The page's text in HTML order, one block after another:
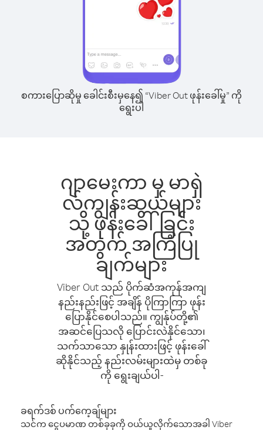
စကားပြောဆိုမှု ခေါင်းစီးမှနေ၍ “Viber Out ဖုန်းခေါ်မှု” ကို
ရွေးပါ
ဂျာမေးကာ မှ မာရှဲ
လ်ကျွန်းဆွယ်များ
သို့ ဖုန်းခေါ်ခြင်း
အတွက် အကြံပြု
ချက်များ
Viber Out သည် ပိုက်ဆံအကုန်အကျ
နည်းနည်းဖြင့် အချိန် ပိုကြာကြာ ဖုန်း
ပြောနိုင်စေပါသည်။ ကျွန်ုပ်တို့၏
အဆင်ပြေသလို ပြောင်းလဲနိုင်သော၊
သက်သာသော နှုန်းထားဖြင့် ဖုန်းခေါ်
ဆိုနိုင်သည့် နည်းလမ်းများထဲမှ တစ်ခု
ကို ရွေးချယ်ပါ-
ခရက်ဒစ် ပက်ကေ့ချ်များ
သင်က ငွေပမာဏ တစ်ခုခုကို ဝယ်ယူလိုက်သောအခါ Viber